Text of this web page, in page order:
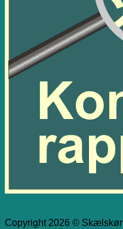
Copyright 2026 © Skælskør